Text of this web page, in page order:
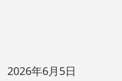
2026年6月5日